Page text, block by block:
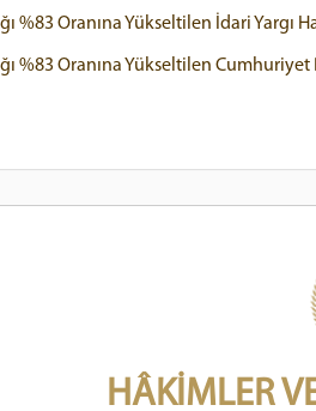
%83 Oranına Yükseltilen İdari Yargı
%83 Oranına Yükseltilen Cumhuriyet
HÂKİMLER